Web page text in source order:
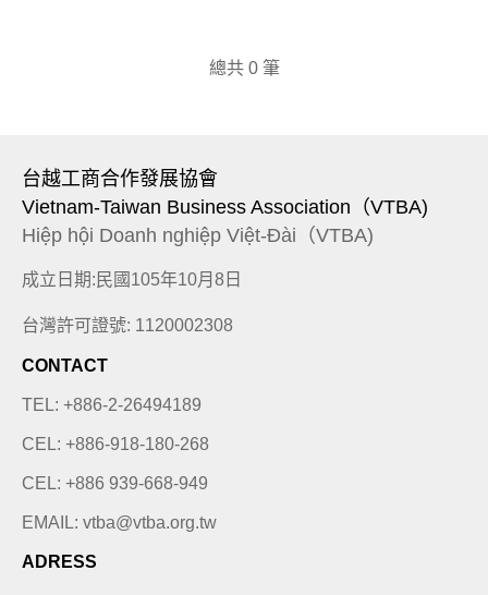
總共 0 筆
台越工商合作發展協會
Vietnam-Taiwan Business Association（VTBA)
Hiệp hội Doanh nghiệp Việt-Đài（VTBA)
成立日期:民國105年10月8日
台灣許可證號: 1120002308
CONTACT
TEL: +886-2-26494189
CEL: +886-918-180-268
CEL: +886 939-668-949
EMAIL: vtba@vtba.org.tw
ADRESS